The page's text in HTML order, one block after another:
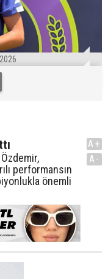
performansın
önemli
A+
A-